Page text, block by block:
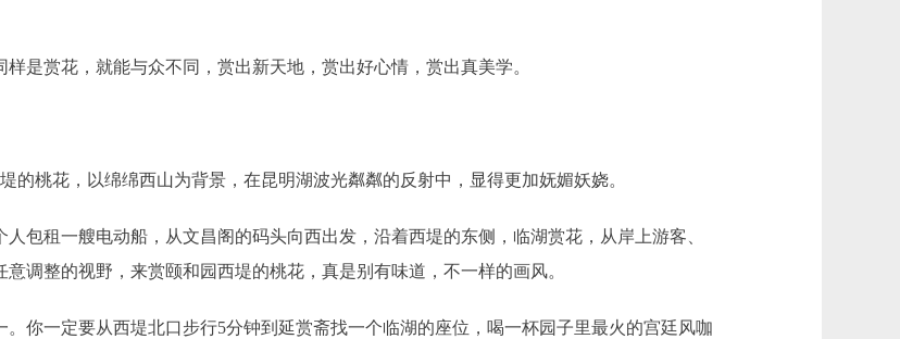
赏花，就能与众不同，赏出新天地，赏出好心情，赏出真美学。
桃花，以绵绵西山为背景，在昆明湖波光粼粼的反射中，显得更加妩媚妖娆。
租一艘电动船，从文昌阁的码头向西出发，沿着西堤的东侧，临湖赏花，从岸上游客、
调整的视野，来赏颐和园西堤的桃花，真是别有味道，不一样的画风。
一定要从西堤北口步行5分钟到延赏斋找一个临湖的座位，喝一杯园子里最火的宫廷风咖